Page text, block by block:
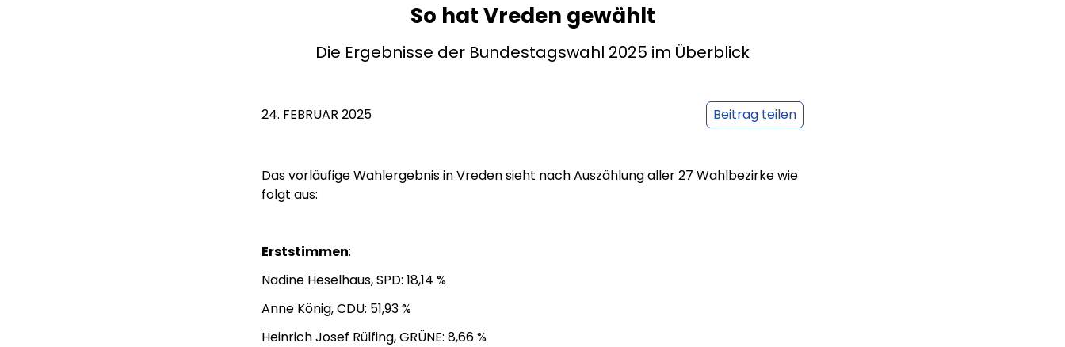
So hat Vreden gewählt
Die Ergebnisse der Bundestagswahl 2025 im Überblick
24. FEBRUAR 2025 Beitrag teilen
Das vorläufige Wahlergebnis in Vreden sieht nach Auszählung aller 27 Wahlbezirke wie
folgt aus:
Erststimmen:
Nadine Heselhaus, SPD: 18,14 %
Anne König, CDU: 51,93 %
Heinrich Josef Rülfing, GRÜNE: 8,66 %